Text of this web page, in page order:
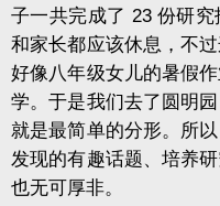
子一共完成了 23 份研究
和家长都应该休息，不
好像八年级女儿的暑假
学。于是我们去了圆明
就是最简单的分形。所
发现的有趣话题、培养
也无可厚非。